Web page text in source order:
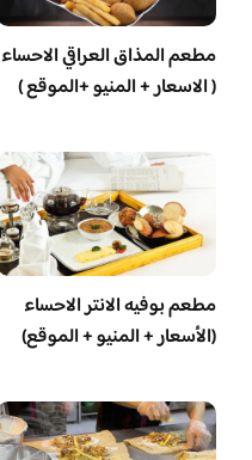
مطعم المذاق العراقي الاحساء
( الاسعار + المنيو +الموقع )
مطعم بوفيه الانتر الاحساء
(الأسعار + المنيو + الموقع)